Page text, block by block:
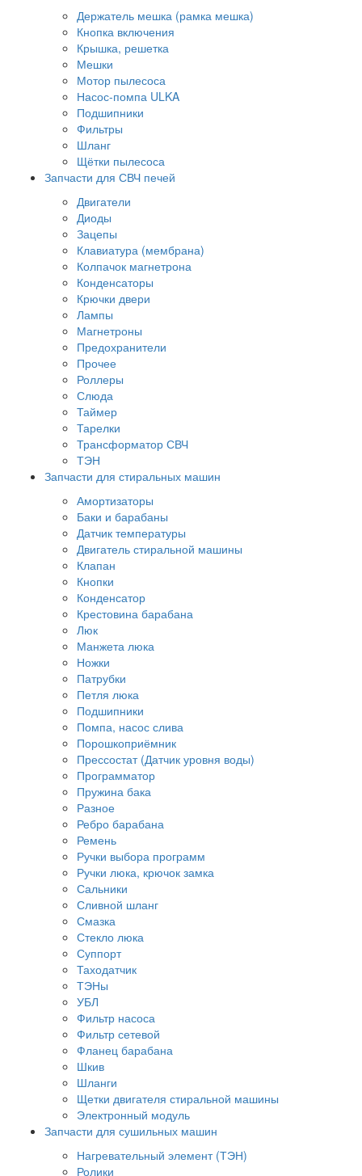
Держатель мешка (рамка мешка)
Кнопка включения
Крышка, решетка
Мешки
Мотор пылесоса
Насос-помпа ULKA
Подшипники
Фильтры
Шланг
Щётки пылесоса
Запчасти для СВЧ печей
Двигатели
Диоды
Зацепы
Клавиатура (мембрана)
Колпачок магнетрона
Конденсаторы
Крючки двери
Лампы
Магнетроны
Предохранители
Прочее
Роллеры
Слюда
Таймер
Тарелки
Трансформатор СВЧ
ТЭН
Запчасти для стиральных машин
Амортизаторы
Баки и барабаны
Датчик температуры
Двигатель стиральной машины
Клапан
Кнопки
Конденсатор
Крестовина барабана
Люк
Манжета люка
Ножки
Патрубки
Петля люка
Подшипники
Помпа, насос слива
Порошкоприёмник
Прессостат (Датчик уровня воды)
Программатор
Пружина бака
Разное
Ребро барабана
Ремень
Ручки выбора программ
Ручки люка, крючок замка
Сальники
Сливной шланг
Смазка
Стекло люка
Суппорт
Таходатчик
ТЭНы
УБЛ
Фильтр насоса
Фильтр сетевой
Фланец барабана
Шкив
Шланги
Щетки двигателя стиральной машины
Электронный модуль
Запчасти для сушильных машин
Нагревательный элемент (ТЭН)
Ролики